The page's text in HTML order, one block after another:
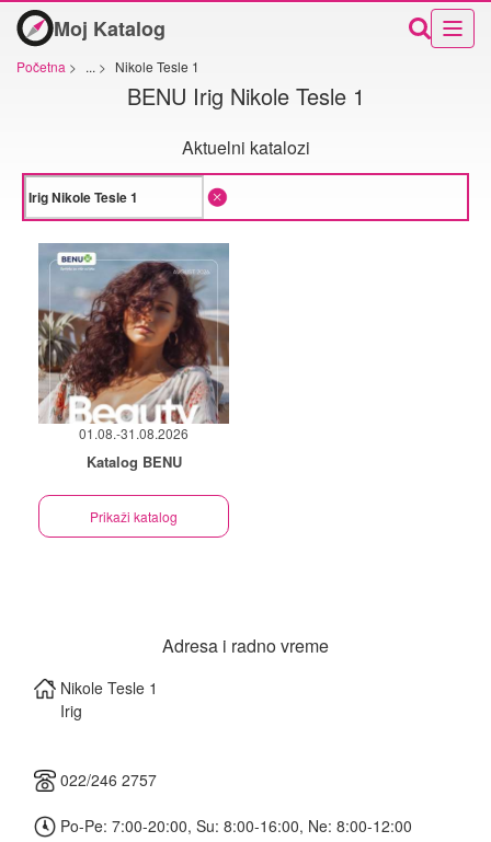
Moj Katalog
Početna > ... > Nikole Tesle 1
BENU Irig Nikole Tesle 1
Aktuelni katalozi
01.08.-31.08.2026
Katalog BENU
Prikaži katalog
Adresa i radno vreme
Nikole Tesle 1
Irig
022/246 2757
Po-Pe: 7:00-20:00, Su: 8:00-16:00, Ne: 8:00-12:00